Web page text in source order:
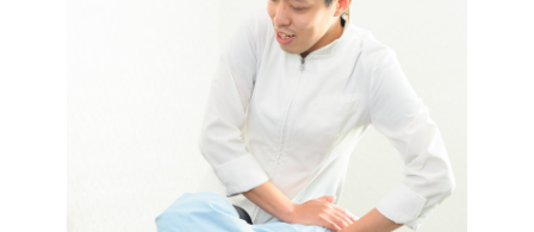
四十肩・五十肩